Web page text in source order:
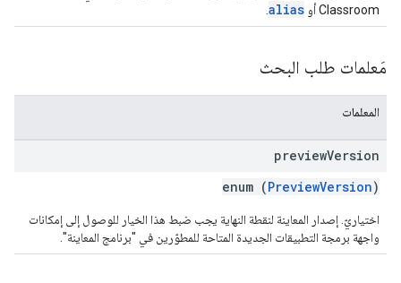
Classroom أو
alias
مَعلمات طلب البحث
المعلمات
previewVersion
enum (PreviewVersion)
اختياريّ. إصدار المعاينة لنقطة النهاية يجب ضبط هذا الخيار للوصول إلى إمكانات
واجهة برمجة التطبيقات الجديدة المتاحة للمطوّرين في "برنامج المعاينة".